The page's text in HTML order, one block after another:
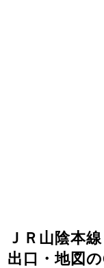
ＪＲ山陰本
出口・地図